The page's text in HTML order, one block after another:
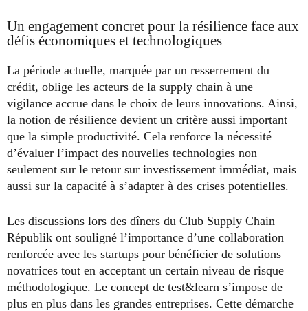
Un engagement concret pour la résilience face aux
défis économiques et technologiques
La période actuelle, marquée par un resserrement du
crédit, oblige les acteurs de la supply chain à une
vigilance accrue dans le choix de leurs innovations. Ainsi,
la notion de résilience devient un critère aussi important
que la simple productivité. Cela renforce la nécessité
d’évaluer l’impact des nouvelles technologies non
seulement sur le retour sur investissement immédiat, mais
aussi sur la capacité à s’adapter à des crises potentielles.
Les discussions lors des dîners du Club Supply Chain
Républik ont souligné l’importance d’une collaboration
renforcée avec les startups pour bénéficier de solutions
novatrices tout en acceptant un certain niveau de risque
méthodologique. Le concept de test&learn s’impose de
plus en plus dans les grandes entreprises. Cette démarche